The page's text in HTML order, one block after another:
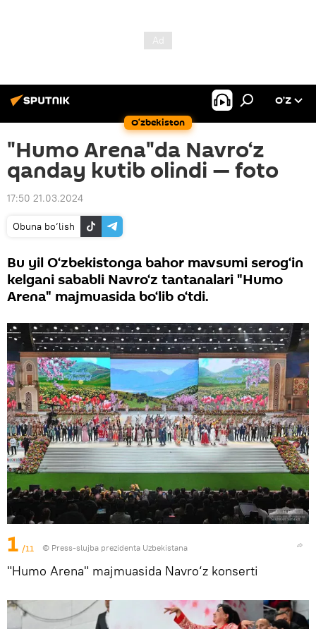
O‘zbekiston
O’Z
"Humo Arena"da Navro‘z
qanday kutib olindi — foto
17:50 21.03.2024
Obuna bo‘lish
Bu yil O‘zbekistonga bahor mavsumi serog‘in
kelgani sababli Navro‘z tantanalari "Humo
Arena" majmuasida bo‘lib o‘tdi.
1 /11 © Press-slujba prezidenta Uzbekistana
"Humo Arena" majmuasida Navro‘z konserti